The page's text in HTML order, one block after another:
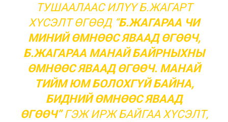
ТУШААЛААС ИЛҮҮ Б.ЖАГАРТ
ХҮСЭЛТ ӨГӨӨД “Б.ЖАГАРАА ЧИ
МИНИЙ ӨМНӨӨС ЯВААД ӨГӨӨЧ,
Б.ЖАГАРАА МАНАЙ БАЙРНЫХНЫ
ӨМНӨӨС ЯВААД ӨГӨӨЧ. МАНАЙ
ТИЙМ ЮМ БОЛОХГҮЙ БАЙНА,
БИДНИЙ ӨМНӨӨС ЯВААД
ӨГӨӨЧ”ГЭЖ ИРЖ БАЙГАА ХҮСЭЛТ,